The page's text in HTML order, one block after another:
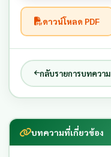
ดาวน์โหลด PDF
กลับรายการบทความ
บทความที่เกี่ยวข้อง